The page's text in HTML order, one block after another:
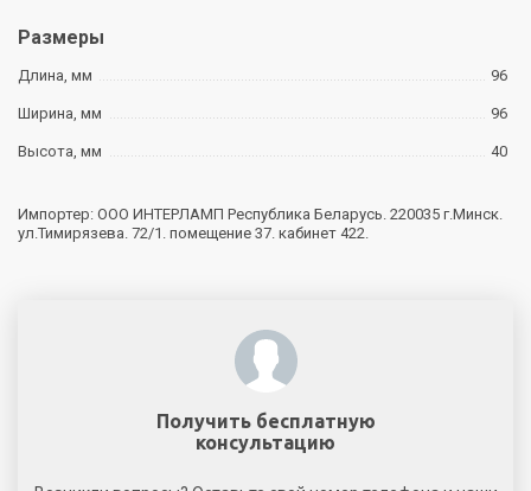
Размеры
Длина, мм 96
Ширина, мм 96
Высота, мм 40
Импортер: ООО ИНТЕРЛАМП Республика Беларусь. 220035 г.Минск.
ул.Тимирязева. 72/1. помещение 37. кабинет 422.
Получить бесплатную
консультацию